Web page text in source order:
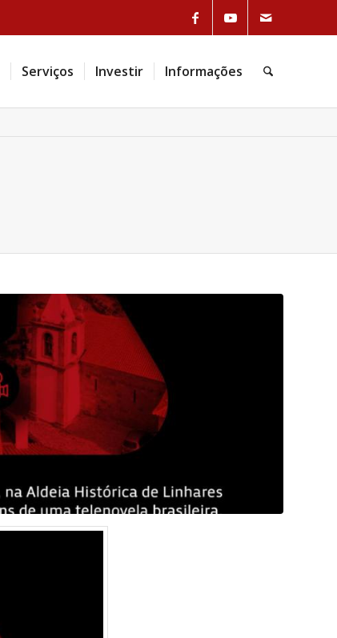
Serviços Investir Informações